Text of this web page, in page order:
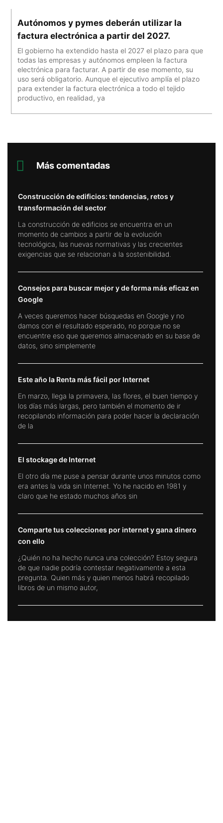
Autónomos y pymes deberán utilizar la
factura electrónica a partir del 2027.
El gobierno ha extendido hasta el 2027 el plazo para que
todas las empresas y autónomos empleen la factura
electrónica para facturar. A partir de ese momento, su
uso será obligatorio. Aunque el ejecutivo amplía el plazo
para extender la factura electrónica a todo el tejido
productivo, en realidad, ya
Más comentadas
Construcción de edificios: tendencias, retos y
transformación del sector
La construcción de edificios se encuentra en un
momento de cambios a partir de la evolución
tecnológica, las nuevas normativas y las crecientes
exigencias que se relacionan a la sostenibilidad.
Consejos para buscar mejor y de forma más eficaz en
Google
A veces queremos hacer búsquedas en Google y no
damos con el resultado esperado, no porque no se
encuentre eso que queremos almacenado en su base de
datos, sino simplemente
Este año la Renta más fácil por Internet
En marzo, llega la primavera, las flores, el buen tiempo y
los días más largas, pero también el momento de ir
recopilando información para poder hacer la declaración
de la
El stockage de Internet
El otro día me puse a pensar durante unos minutos como
era antes la vida sin Internet. Yo he nacido en 1981 y
claro que he estado muchos años sin
Comparte tus colecciones por internet y gana dinero
con ello
¿Quién no ha hecho nunca una colección? Estoy segura
de que nadie podría contestar negativamente a esta
pregunta. Quien más y quien menos habrá recopilado
libros de un mismo autor,